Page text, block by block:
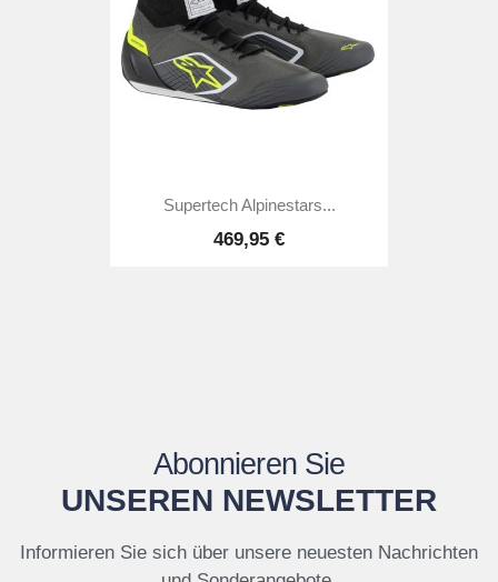
Supertech Alpinestars...
469,95 €
Abonnieren Sie
UNSEREN NEWSLETTER
Informieren Sie sich über unsere neuesten Nachrichten